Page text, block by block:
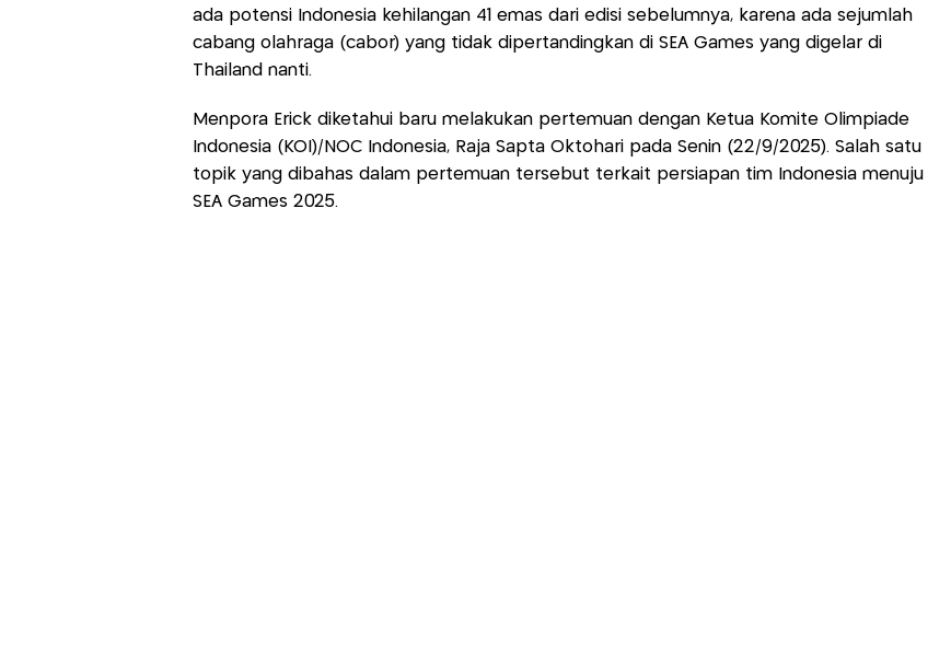
ada potensi Indonesia kehilangan 41 emas dari edisi sebelumnya, karena ada sejumlah
cabang olahraga (cabor) yang tidak dipertandingkan di SEA Games yang digelar di
Thailand nanti.
Menpora Erick diketahui baru melakukan pertemuan dengan Ketua Komite Olimpiade
Indonesia (KOI)/NOC Indonesia, Raja Sapta Oktohari pada Senin (22/9/2025). Salah satu
topik yang dibahas dalam pertemuan tersebut terkait persiapan tim Indonesia menuju
SEA Games 2025.